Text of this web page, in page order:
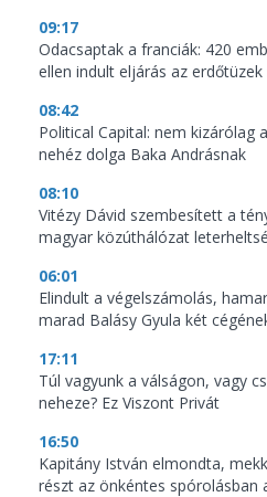
09:17
Odacsaptak a franciák: 420
ellen indult eljárás az
08:42
Political Capital: nem kizárólag
nehéz dolga Baka Andrásnak
08:10
Vitézy Dávid szembesített a
magyar közúthálózat
06:01
Elindult a végelszámolás,
marad Balásy Gyula két
17:11
Túl vagyunk a válságon, vagy
neheze? Ez Viszont Privát
16:50
Kapitány István elmondta,
részt az önkéntes spórolásban